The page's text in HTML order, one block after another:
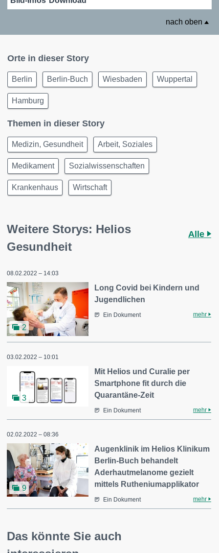
nach oben
Orte in dieser Story
Berlin Berlin-Buch Wiesbaden Wuppertal
Hamburg
Themen in dieser Story
Medizin, Gesundheit Arbeit, Soziales
Medikament Sozialwissenschaften
Krankenhaus Wirtschaft
Weitere Storys: Helios
Gesundheit
Alle
08.02.2022 – 14:03
2
Long Covid bei Kindern und
Jugendlichen
Ein Dokument mehr
03.02.2022 – 10:01
3
Mit Helios und Curalie per
Smartphone fit durch die
Quarantäne-Zeit
Ein Dokument mehr
02.02.2022 – 08:36
9
Augenklinik im Helios Klinikum
Berlin-Buch behandelt
Aderhautmelanome gezielt
mittels Rutheniumapplikator
Ein Dokument mehr
Das könnte Sie auch